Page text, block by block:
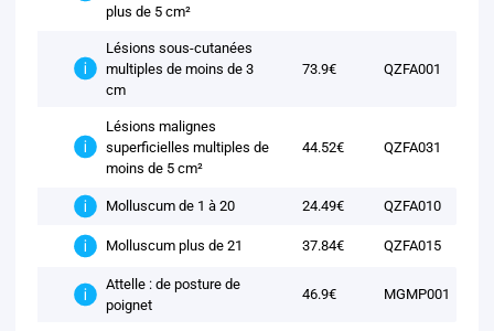
plus de 5 cm²
Lésions sous-cutanées
multiples de moins de 3
cm
73.9€ QZFA001
Lésions malignes
superficielles multiples de
moins de 5 cm²
44.52€ QZFA031
Molluscum de 1 à 20 24.49€ QZFA010
Molluscum plus de 21 37.84€ QZFA015
Attelle : de posture de
poignet
46.9€ MGMP001